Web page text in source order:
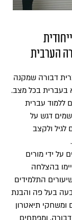
הערבית
דבורה שמקנה
בעברית בכל מצב.
ללמוד עברית
שמים דגש על
לגיל ולקצב
על ידי מורים
בהצלחה
התלמידים
בעל פה והבנת
ומשחקי תיאטרון
ומפתחים